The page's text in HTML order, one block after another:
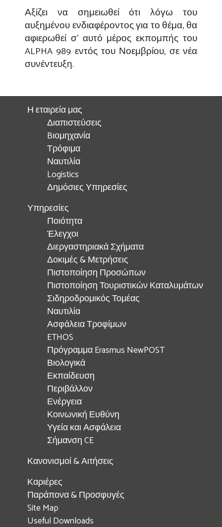
Αξίζει να σημειωθεί ότι λόγω του
αυξημένου ενδιαφέροντος για το θέμα, θα
αφιερωθεί σ’ αυτό μέρος εκπομπής του
ALPHA 989 εντός του Νοεμβρίου, σε νέα
συνέντευξη.
Η εταιρεία μας
Διαπιστεύσεις
Bιομηχανία
Τρόφιμα
Ναυτιλία
Logistics
Δημόσιες Υπηρεσίες
Υπηρεσίες
Ποιότητα
Έλεγχοι
Διεργαστηριακά Σχήματα
Δοκιμές & Μετρήσεις
Πιστοποίηση Προσώπων
Πιστοποίηση Τουριστικών Καταλυμάτων
Σιδηροδρομικός Τομέας
Ναυτιλία
Ασφάλεια Τροφίμων
ETHOS
Πρόγραμμα Erasmus NewPOST
Βιολογικά
Εκπαίδευση
Περιβάλλον
Ενέργεια
Κοινωνική Ευθύνη
Υγεία και Ασφάλεια
Σήμανση CE
Κανονισμοί & Αιτήσεις
Καριέρες
Παράπονα & Προσφυγές
Site Map
Useful Downloads